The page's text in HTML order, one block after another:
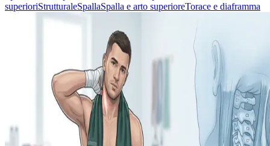
superioriStrutturaleSpallaSpalla e arto superioreTorace e diaframma